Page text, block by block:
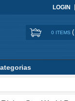
LOGIN
0 ITEMS (